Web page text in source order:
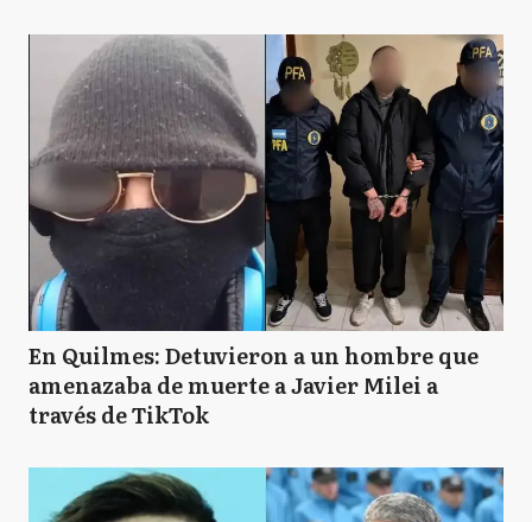
En Quilmes: Detuvieron a un hombre que
amenazaba de muerte a Javier Milei a
través de TikTok